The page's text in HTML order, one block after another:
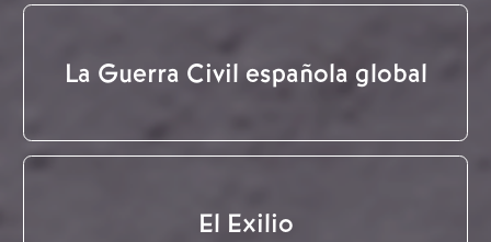
La Guerra Civil española global
El Exilio